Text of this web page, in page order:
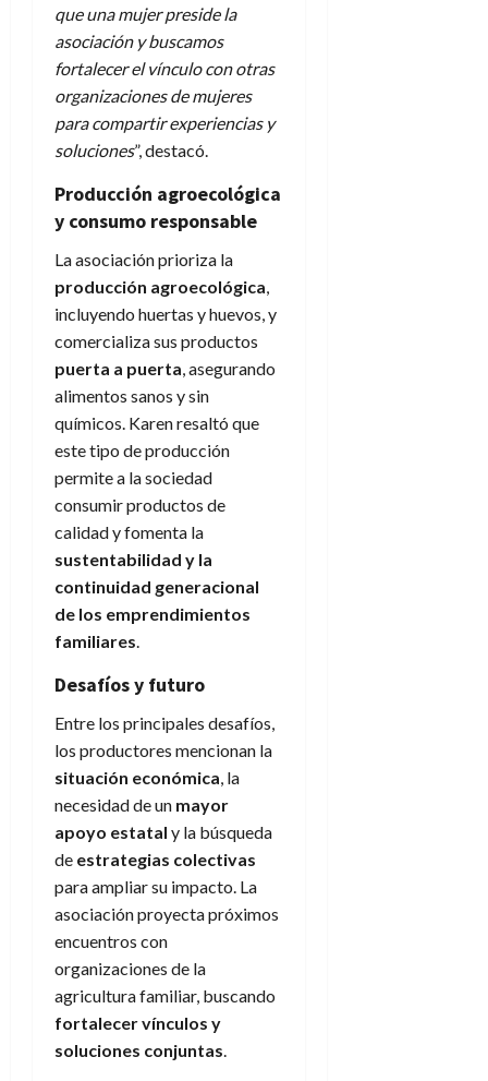
que una mujer preside la
asociación y buscamos
fortalecer el vínculo con otras
organizaciones de mujeres
para compartir experiencias y
soluciones”, destacó.
Producción agroecológica
y consumo responsable
La asociación prioriza la
producción agroecológica
incluyendo huertas y huevos, y
comercializa sus productos
puerta a puerta , asegurando
alimentos sanos y sin
químicos. Karen resaltó que
este tipo de producción
permite a la sociedad
consumir productos de
calidad y fomenta la
sustentabilidad y la
continuidad generacional
de los emprendimientos
familiares
Desafíos y futuro
Entre los principales desafíos,
los productores mencionan la
situación económica , la
necesidad de un mayor
apoyo estatal y la búsqueda
de estrategias colectivas
para ampliar su impacto. La
asociación proyecta próximos
encuentros con
organizaciones de la
agricultura familiar, buscando
fortalecer vínculos y
soluciones conjuntas